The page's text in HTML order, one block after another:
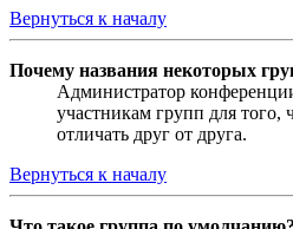
Вернуться к началу
Почему названия некоторых
Администратор
участникам групп для
отличать друг от друга.
Вернуться к началу